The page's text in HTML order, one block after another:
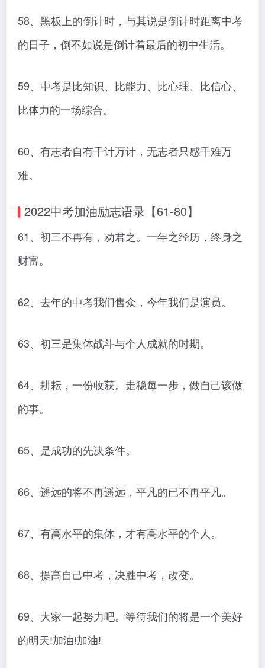
58、黑板上的倒计时，与其说是倒计时距离中考
的日子，倒不如说是倒计着最后的初中生活。
59、中考是比知识、比能力、比心理、比信心、
比体力的一场综合。
60、有志者自有千计万计，无志者只感千难万
难。
2022中考加油励志语录【61-80】
61、初三不再有，劝君之。一年之经历，终身之
财富。
62、去年的中考我们售众，今年我们是演员。
63、初三是集体战斗与个人成就的时期。
64、耕耘，一份收获。走稳每一步，做自己该做
的事。
65、是成功的先决条件。
66、遥远的将不再遥远，平凡的已不再平凡。
67、有高水平的集体，才有高水平的个人。
68、提高自己中考，决胜中考，改变。
69、大家一起努力吧。等待我们的将是一个美好
的明天!加油!加油!